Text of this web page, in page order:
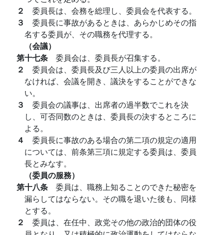
２ 委員長は、会務を総理し、委員会を代表する。
３ 委員長に事故があるときは、あらかじめその指
名する委員が、その職務を代理する。
（会議）
第十七条 委員会は、委員長が召集する。
２ 委員会は、委員長及び三人以上の委員の出席が
なければ、会議を開き、議決をすることができな
い。
３ 委員会の議事は、出席者の過半数でこれを決
し、可否同数のときは、委員長の決するところに
よる。
４ 委員長に事故のある場合の第二項の規定の適用
については、前条第三項に規定する委員は、委員
長とみなす。
（委員の服務）
第十八条 委員は、職務上知ることのできた秘密を
漏らしてはならない。その職を退いた後も、同様
とする。
２ 委員は、在任中、政党その他の政治的団体の役